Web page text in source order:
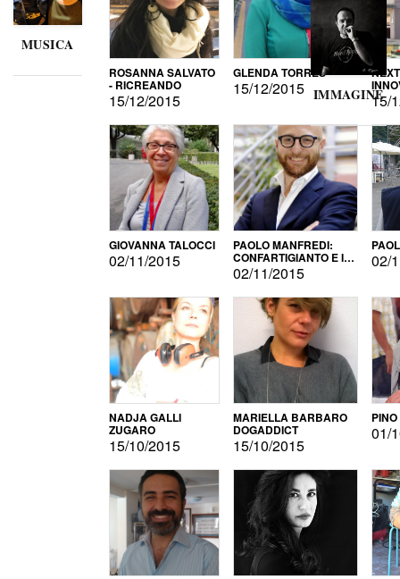
MUSICA
ROSANNA SALVATO
- RICREANDO
15/12/2015
GLENDA TORRES
15/12/2015
15/
GIOVANNA TALOCCI
02/11/2015
PAOLO MANFREDI:
CONFARTIGIANTO E IL
SONDAGGIO
02/11/2015
02/
NADJA GALLI
ZUGARO
15/10/2015
MARIELLA BARBARO
DOGADDICT
15/10/2015
01/
IMMAGINE